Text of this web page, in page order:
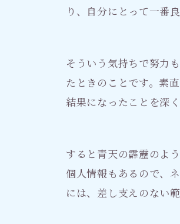
り、自分にとって一番
そういう気持ちで努力
たときのことです。素
結果になったことを深
すると青天の霹靂のよ
個人情報もあるので、
には、差し支えのない